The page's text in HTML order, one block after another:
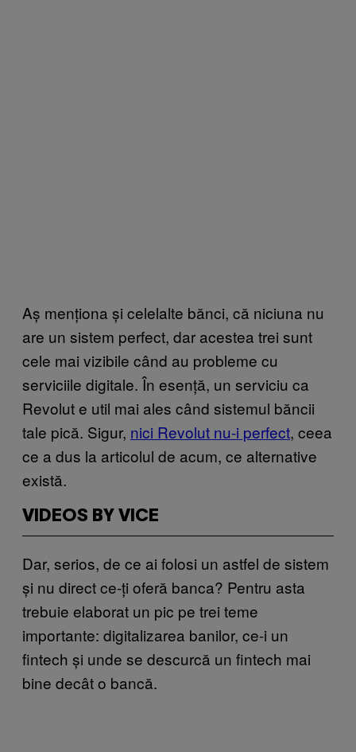
Aș menționa și celelalte bănci, că niciuna nu
are un sistem perfect, dar acestea trei sunt
cele mai vizibile când au probleme cu
serviciile digitale. În esență, un serviciu ca
Revolut e util mai ales când sistemul băncii
tale pică. Sigur, nici Revolut nu-i perfect, ceea
ce a dus la articolul de acum, ce alternative
există.
VIDEOS BY VICE
Dar, serios, de ce ai folosi un astfel de sistem
și nu direct ce-ți oferă banca? Pentru asta
trebuie elaborat un pic pe trei teme
importante: digitalizarea banilor, ce-i un
fintech și unde se descurcă un fintech mai
bine decât o bancă.